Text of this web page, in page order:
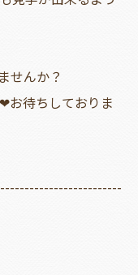
せんか？
お待ちしておりま